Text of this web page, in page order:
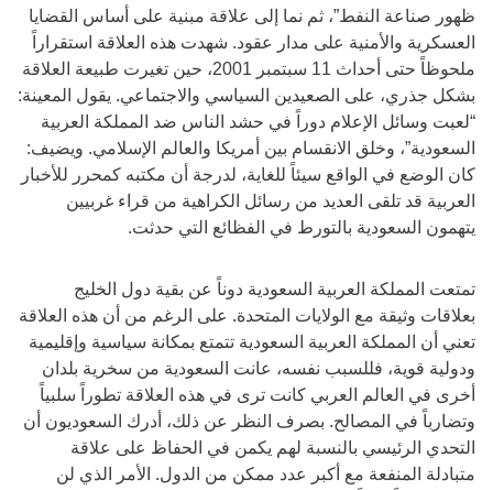
ظهور صناعة النفط”، ثم نما إلى علاقة مبنية على أساس القضايا
العسكرية والأمنية على مدار عقود. شهدت هذه العلاقة استقراراً
ملحوظاً حتى أحداث 11 سبتمبر 2001، حين تغيرت طبيعة العلاقة
بشكل جذري، على الصعيدين السياسي والاجتماعي. يقول المعينة:
“لعبت وسائل الإعلام دوراً في حشد الناس ضد المملكة العربية
السعودية”، وخلق الانقسام بين أمريكا والعالم الإسلامي. ويضيف:
كان الوضع في الواقع سيئاً للغاية، لدرجة أن مكتبه كمحرر للأخبار
العربية قد تلقى العديد من رسائل الكراهية من قراء غربيين
يتهمون السعودية بالتورط في الفظائع التي حدثت.
تمتعت المملكة العربية السعودية دوناً عن بقية دول الخليج
بعلاقات وثيقة مع الولايات المتحدة. على الرغم من أن هذه العلاقة
تعني أن المملكة العربية السعودية تتمتع بمكانة سياسية وإقليمية
ودولية قوية، فللسبب نفسه، عانت السعودية من سخرية بلدان
أخرى في العالم العربي كانت ترى في هذه العلاقة تطوراً سلبياً
وتضارباً في المصالح. بصرف النظر عن ذلك، أدرك السعوديون أن
التحدي الرئيسي بالنسبة لهم يكمن في الحفاظ على علاقة
متبادلة المنفعة مع أكبر عدد ممكن من الدول. الأمر الذي لن